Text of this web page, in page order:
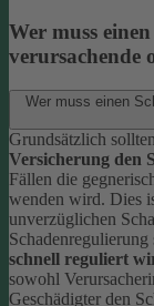
Wer muss
verursachende
Wer muss einen
Grundsätzlich
Versicherung den
Fällen die
wenden wird. Dies
unverzüglichen
Schadenregulierung
schnell reguliert
sowohl
Geschädigter den